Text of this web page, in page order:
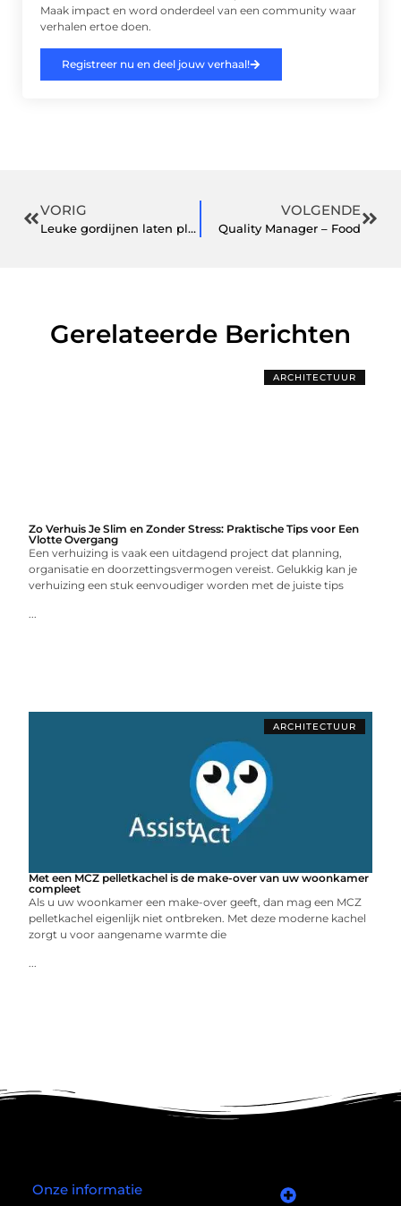
Maak impact en word onderdeel van een community waar
verhalen ertoe doen.
Registreer nu en deel jouw verhaal!
VORIG
Leuke gordijnen laten plaatsen in Elst
VOLGENDE
Quality Manager – Food
Gerelateerde Berichten
ARCHITECTUUR
Zo Verhuis Je Slim en Zonder Stress: Praktische Tips voor Een
Vlotte Overgang
Een verhuizing is vaak een uitdagend project dat planning,
organisatie en doorzettingsvermogen vereist. Gelukkig kan je
verhuizing een stuk eenvoudiger worden met de juiste tips
...
ARCHITECTUUR
Met een MCZ pelletkachel is de make-over van uw woonkamer
compleet
Als u uw woonkamer een make-over geeft, dan mag een MCZ
pelletkachel eigenlijk niet ontbreken. Met deze moderne kachel
zorgt u voor aangename warmte die
...
Onze informatie